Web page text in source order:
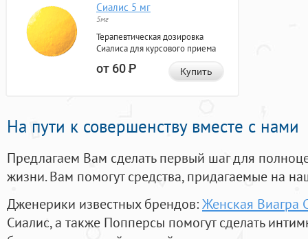
Сиалис 5 мг
5мг
Терапевтическая дозировка
Сиалиса для курсового приема
от 60Р Купить
На пути к совершенству вместе с нами
Предлагаем Вам сделать первый шаг для
жизни. Вам помогут средства, придагаемые на
Дженерики известных брендов:Женская Виагра
Сиалис, а также Попперсы помогут сделать